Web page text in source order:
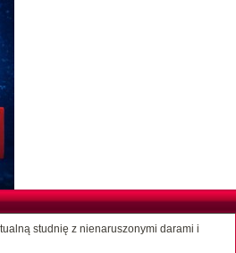
studnię z nienaruszonymi darami i